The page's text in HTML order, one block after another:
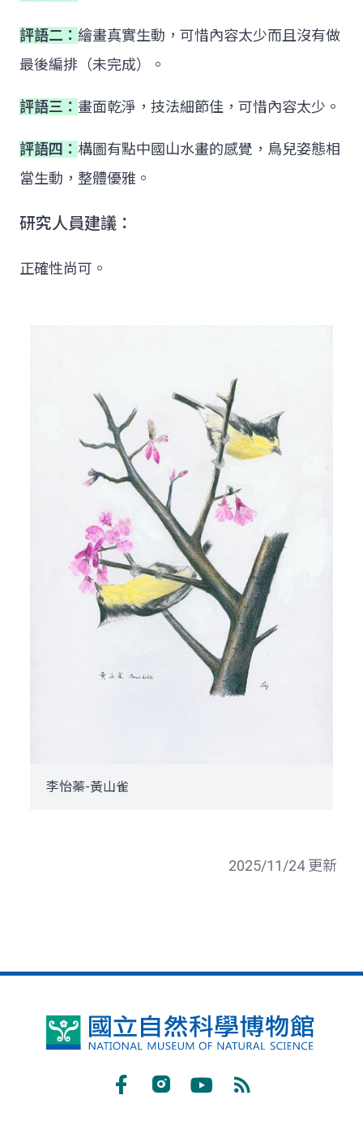
評語二： 繪畫真實生動，可惜內容太少而且沒有做
最後編排（未完成）。
評語三： 畫面乾淨，技法細節佳，可惜內容太少。
評語四： 構圖有點中國山水畫的感覺，鳥兒姿態相
當生動，整體優雅。
研究人員建議：
正確性尚可。
李怡蓁-黃山雀
2025/11/24 更新
國